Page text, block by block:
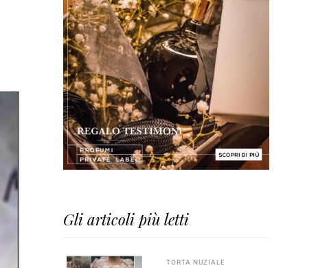
Gli articoli più letti
TORTA NUZIALE